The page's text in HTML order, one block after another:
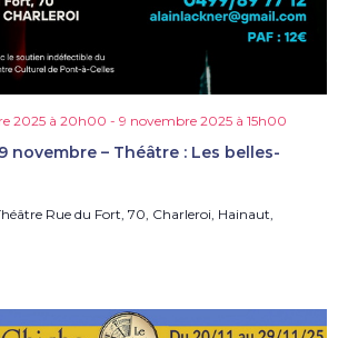
novembre – Théâtre : Les belles-
2025 à 20h00 - 9 novembre 2025 à 15h00
Rue du Fort, 70, Charleroi, Hainaut,